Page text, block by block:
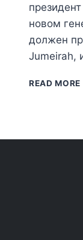
новом
должен
Jumeirah,
READ MORE